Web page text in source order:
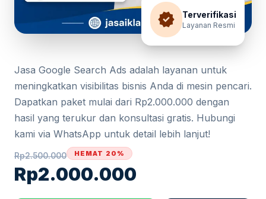
verified Terverifikasi
Layanan Resmi
Jasa Google Search Ads adalah layanan untuk
meningkatkan visibilitas bisnis Anda di mesin pencari.
Dapatkan paket mulai dari Rp2.000.000 dengan
hasil yang terukur dan konsultasi gratis. Hubungi
kami via WhatsApp untuk detail lebih lanjut!
Rp2.500.000
Rp2.000.000
HEMAT 20%